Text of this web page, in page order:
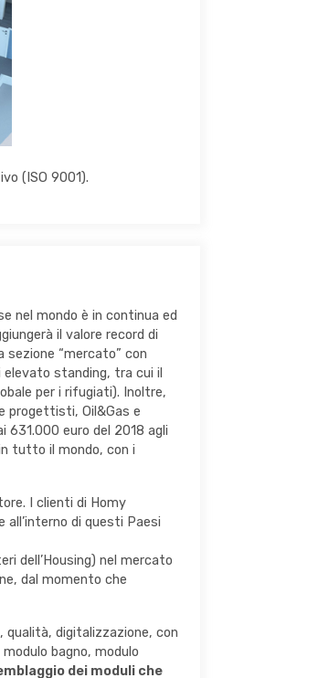
(ISO 9001).
nel mondo è in continua ed
il valore record di
sezione “mercato” con
standing, tra cui il
per i rifugiati). Inoltre,
progettisti, Oil&Gas e
euro del 2018 agli
tutto il mondo, con i
I clienti di Homy
di questi Paesi
dell’Housing) nel mercato
dal momento che
qualità, digitalizzazione, con
bagno, modulo
dei moduli che